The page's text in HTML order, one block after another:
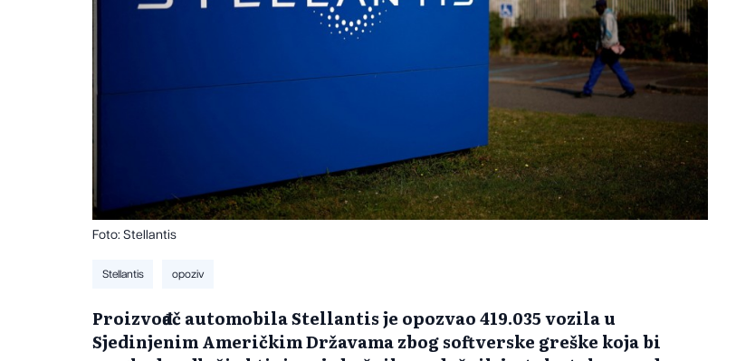
Foto: Stellantis
Stellantis opoziv
Proizvođač automobila Stellantis je opozvao 419.035 vozila u
Sjedinjenim Američkim Državama zbog softverske greške koja bi